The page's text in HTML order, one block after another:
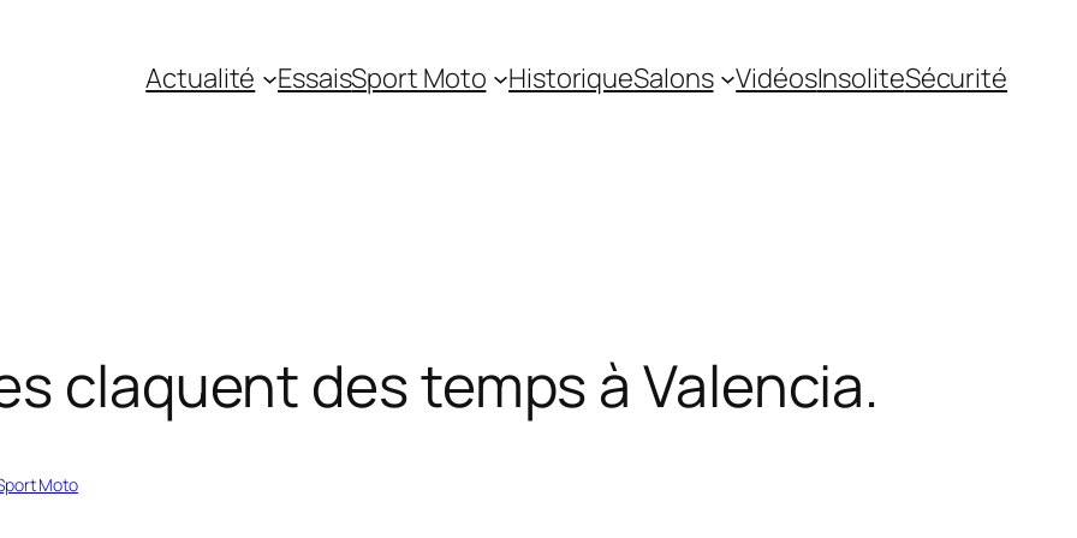
Actualité EssaisSport Moto HistoriqueSalons VidéosInsoliteSécurité
claquent des temps à Valencia.
Moto